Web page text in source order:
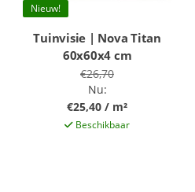
Nieuw!
Tuinvisie | Nova Titan
60x60x4 cm
€26,70
Nu:
€25,40 / m²
Beschikbaar